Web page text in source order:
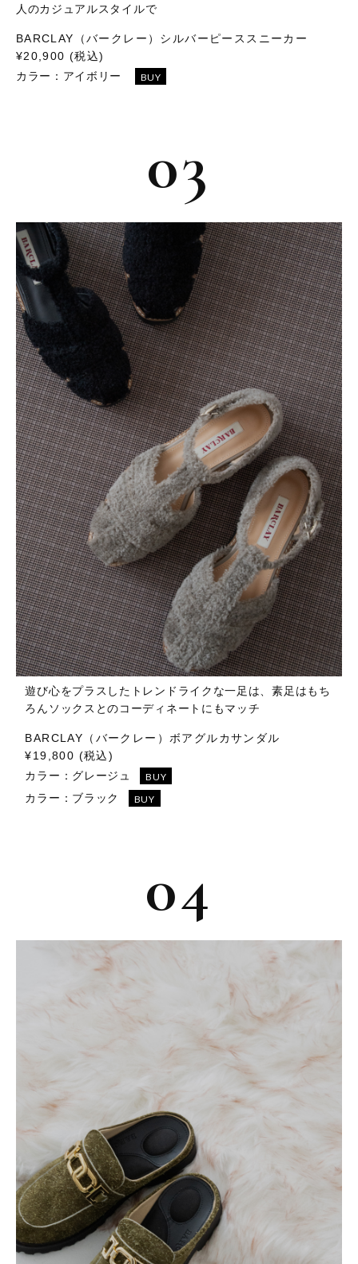
人のカジュアルスタイルで
BARCLAY（バークレー）シルバーピーススニーカー
¥20,900 (税込)
カラー： アイボリー BUY
03
遊び心をプラスしたトレンドライクな一足は、素足はもち
ろんソックスとのコーディネートにもマッチ
BARCLAY（バークレー）ボアグルカサンダル
¥19,800 (税込)
カラー： グレージュ BUY
カラー： ブラック BUY
04